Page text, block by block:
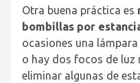
Otra buena práctica es
bombillas por
ocasiones una
o hay dos focos de luz
eliminar algunas de